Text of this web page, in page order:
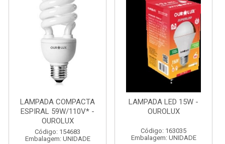
LAMPADA COMPACTA
ESPIRAL 59W/110V* -
OUROLUX
Código: 154683
Embalagem: UNIDADE
LAMPADA LED 15W -
OUROLUX
Código: 163035
Embalagem: UNIDADE